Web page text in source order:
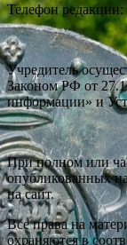
Телефон редакции:
Учредитель
Законом РФ от
информации» и
При полном или
опубликованных
на сайт.
Все права на
охраняются в